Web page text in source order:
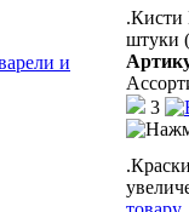
.Кисти
штуки
3